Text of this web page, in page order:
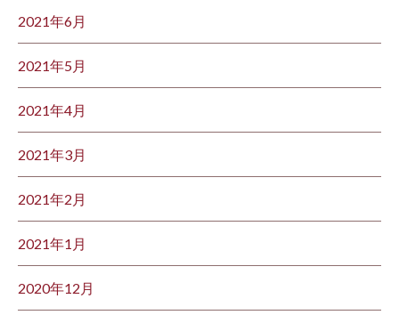
2021年6月
2021年5月
2021年4月
2021年3月
2021年2月
2021年1月
2020年12月